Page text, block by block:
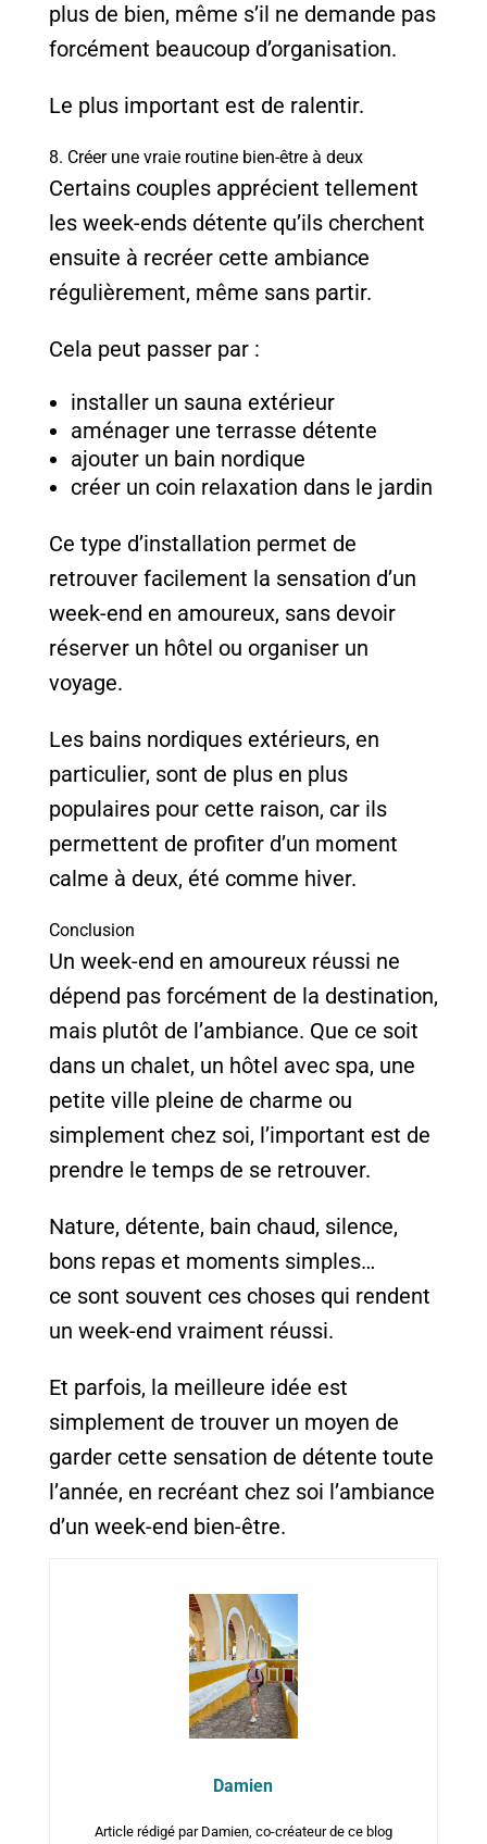
plus de bien, même s’il ne demande pas
forcément beaucoup d’organisation.
Le plus important est de ralentir.
8. Créer une vraie routine bien-être à deux
Certains couples apprécient tellement
les week-ends détente qu’ils cherchent
ensuite à recréer cette ambiance
régulièrement, même sans partir.
Cela peut passer par :
installer un sauna extérieur
aménager une terrasse détente
ajouter un bain nordique
créer un coin relaxation dans le jardin
Ce type d’installation permet de
retrouver facilement la sensation d’un
week-end en amoureux, sans devoir
réserver un hôtel ou organiser un
voyage.
Les bains nordiques extérieurs, en
particulier, sont de plus en plus
populaires pour cette raison, car ils
permettent de profiter d’un moment
calme à deux, été comme hiver.
Conclusion
Un week-end en amoureux réussi ne
dépend pas forcément de la destination,
mais plutôt de l’ambiance. Que ce soit
dans un chalet, un hôtel avec spa, une
petite ville pleine de charme ou
simplement chez soi, l’important est de
prendre le temps de se retrouver.
Nature, détente, bain chaud, silence,
bons repas et moments simples…
ce sont souvent ces choses qui rendent
un week-end vraiment réussi.
Et parfois, la meilleure idée est
simplement de trouver un moyen de
garder cette sensation de détente toute
l’année, en recréant chez soi l’ambiance
d’un week-end bien-être.
Damien
Article rédigé par Damien, co-créateur de ce blog